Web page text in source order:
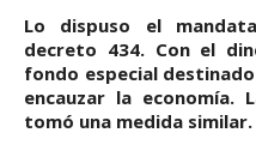
Lo dispuso el
decreto 434. Con el
fondo especial
encauzar la economía.
tomó una medida similar.